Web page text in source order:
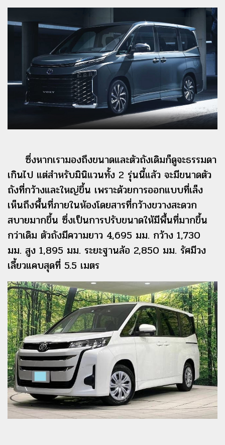
ซึ่งหากเรามองถึงขนาดและตัวถังเดิมก็ดูจะธรรมดา
เกินไป แต่สำหรับมินิแวนทั้ง 2 รุ่นนี้แล้ว จะมีขนาดตัว
ถังที่กว้างและใหญ่ขึ้น เพราะด้วยการออกแบบที่เล็ง
เห็นถึงพื้นที่ภายในห้องโดยสารที่กว้างขวางสะดวก
สบายมากขึ้น ซึ่งเป็นการปรับขนาดให้มีพื้นที่มากขึ้น
กว่าเดิม ตัวถังมีความยาว 4,695 มม. กว้าง 1,730
มม. สูง 1,895 มม. ระยะฐานล้อ 2,850 มม. รัศมีวง
เลี้ยวแคบสุดที่ 5.5 เมตร